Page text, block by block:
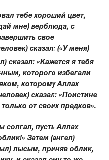
тебе хороший цвет,
мне) верблюда, с
свое
сказал: («У меня)
сказал: «Кажется я тебя
которого избегали
которому Аллах
сказал: «Поистине
от своих предков».
солгал, пусть Аллах
Затем (ангел)
лысым, приняв облик,